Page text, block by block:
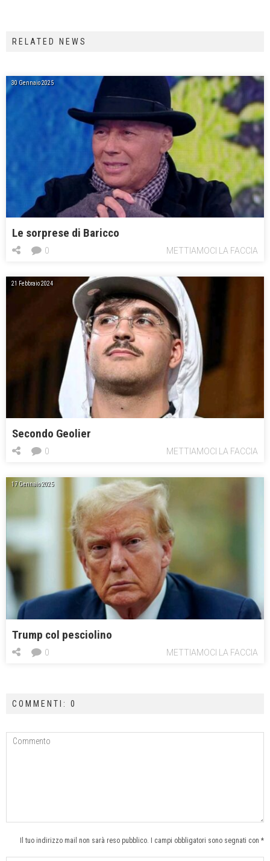
RELATED NEWS
30 Gennaio 2025
Le sorprese di Baricco
METTIAMOCI LA FACCIA
0
21 Febbraio 2024
Secondo Geolier
METTIAMOCI LA FACCIA
0
17 Gennaio 2025
Trump col pesciolino
METTIAMOCI LA FACCIA
0
COMMENTI: 0
Il tuo indirizzo mail non sarà reso pubblico. I campi obbligatori sono segnati con *